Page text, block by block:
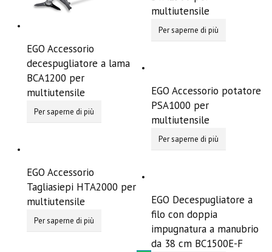
multiutensile
Per saperne di più
EGO Accessorio
decespugliatore a lama
BCA1200 per
multiutensile
Per saperne di più
EGO Accessorio potatore
PSA1000 per
multiutensile
Per saperne di più
EGO Accessorio
Tagliasiepi HTA2000 per
multiutensile
Per saperne di più
EGO Decespugliatore a
filo con doppia
impugnatura a manubrio
da 38 cm BC1500E-F